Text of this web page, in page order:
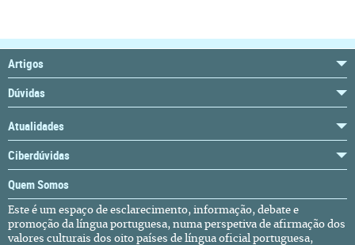
Artigos
Dúvidas
Atualidades
Ciberdúvidas
Quem Somos
Este é um espaço de esclarecimento, informação, debate e
promoção da língua portuguesa, numa perspetiva de afirmação dos
valores culturais dos oito países de língua oficial portuguesa,